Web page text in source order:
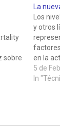
sobre
La
Los
y otros
en la
crucial,
por
5 de
In